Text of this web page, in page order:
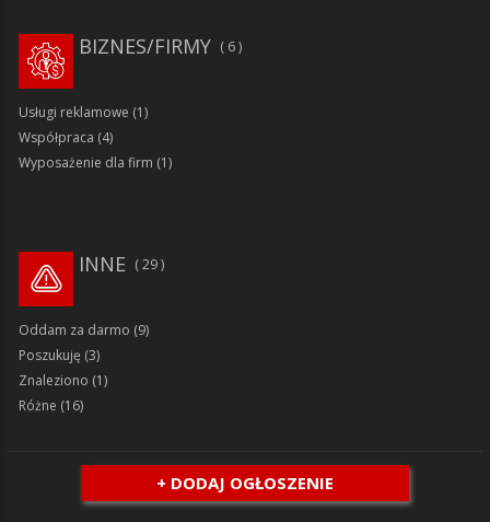
6
BIZNES/FIRMY
Usługi reklamowe (1)
Współpraca (4)
Wyposażenie dla firm (1)
29
INNE
Oddam za darmo (9)
Poszukuję (3)
Znaleziono (1)
Różne (16)
+ DODAJ OGŁOSZENIE